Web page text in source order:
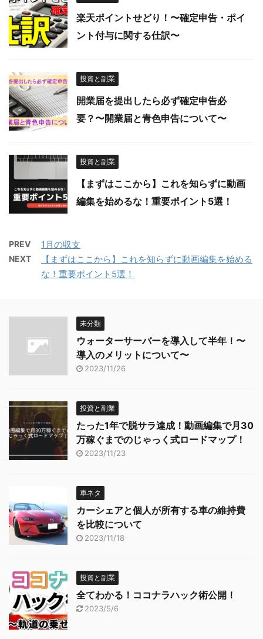
楽天ポイントせどり！〜確定申告・ポイ
ント付与に関する仕訳〜
投資と副業
開業届を提出したら必ず確定申告必
要？〜開業届と青色申告について〜
投資と副業
【まずはここから】これを知らずに動画
編集を始めるな！重要ポイント5選！
PREV 1月の収支
NEXT
【まずはここから】これを知らずに動画編集を始める
な！重要ポイント5選！
未分類
ウォーターサーバーを導入して半年！〜
導入のメリットについて〜
2023/11/26
投資と副業
たった1年で脱サラ達成！動画編集で月30
万稼ぐまでのじゃっく式ロードマップ！
2023/11/23
車ネタ
カーシェアと個人が所有する車の維持費
を比較について
2023/11/18
投資と副業
全てわかる！ココナラハック術公開！
2023/5/6